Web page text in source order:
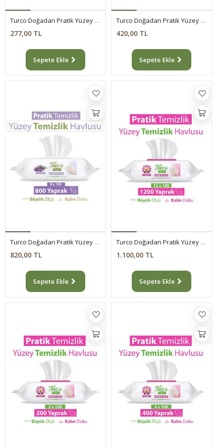
Turco Doğadan Pratik Yüzey Temizlik Havlusu Lavanta 2x100 (200 Yaprak)
277,00 TL
Sepete Ekle
Turco Doğadan Pratik Yüzey Temizlik Havlusu Lavanta 4x100 (400 Yaprak)
420,00 TL
Sepete Ekle
Turco Doğadan Pratik Yüzey Temizlik Havlusu Lavanta 8x100 (800 Yaprak)
820,00 TL
Sepete Ekle
Turco Doğadan Pratik Yüzey Temizlik Havlusu Lotus 12x100 (1200 Yaprak)
1.100,00 TL
Sepete Ekle